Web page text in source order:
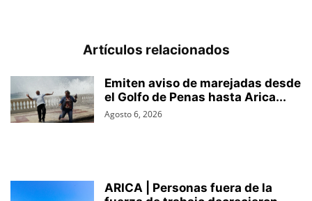
Artículos relacionados
Emiten aviso de marejadas desde
el Golfo de Penas hasta Arica...
Agosto 6, 2026
ARICA | Personas fuera de la